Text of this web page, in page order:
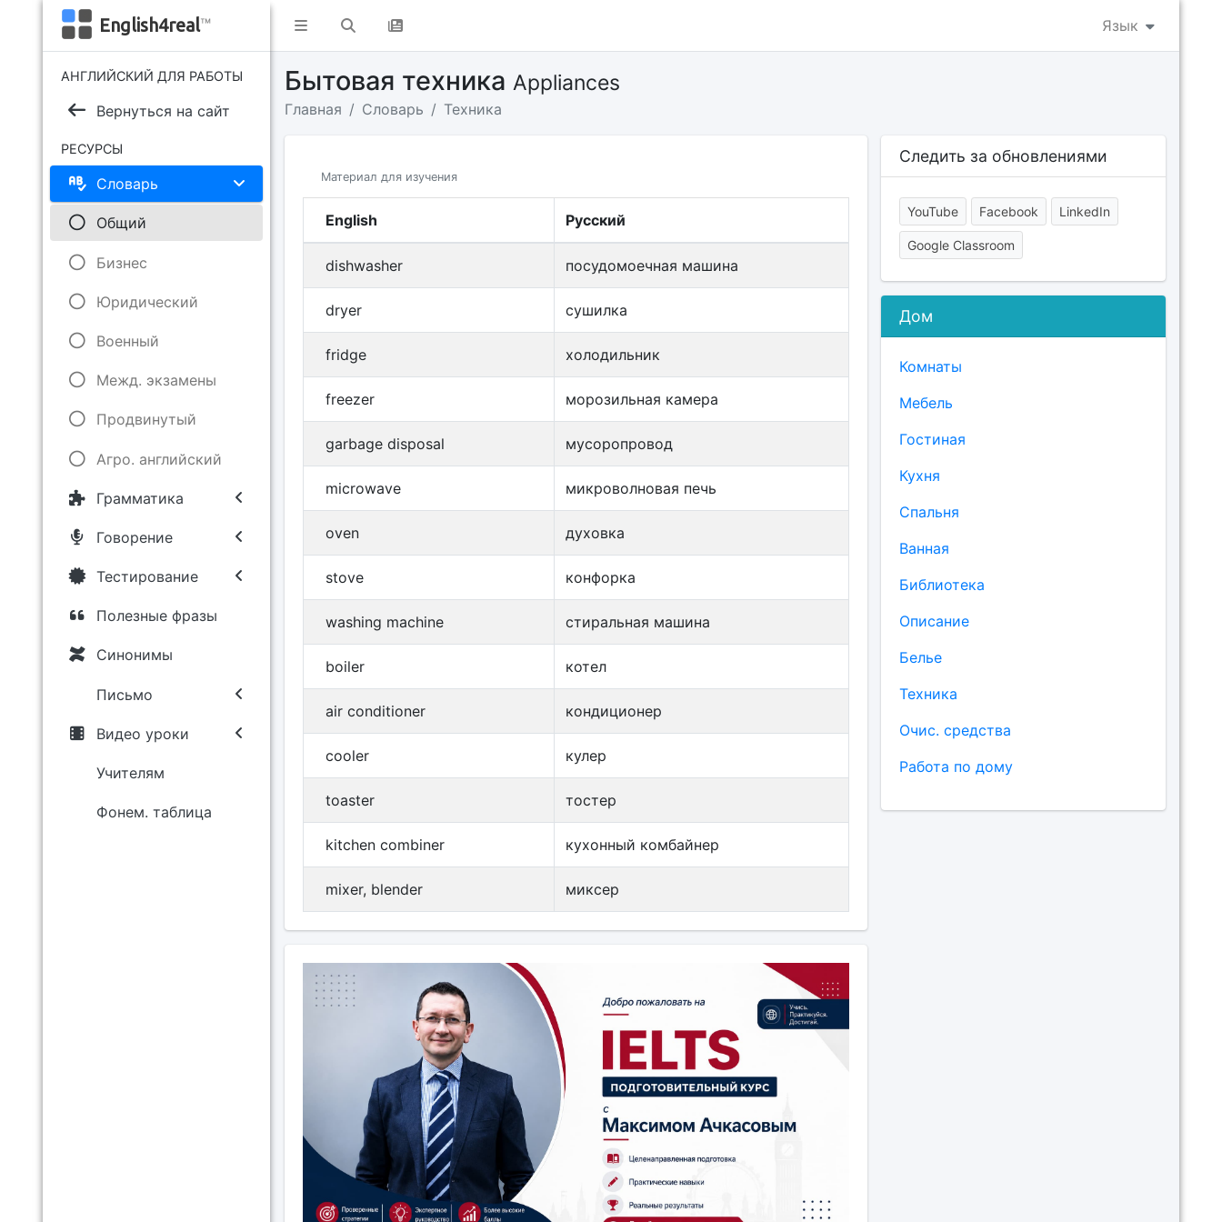
Язык
English4real™
АНГЛИЙСКИЙ ДЛЯ РАБОТЫ
Вернуться на сайт
РЕСУРСЫ
Словарь
Общий
Бизнес
Юридический
Военный
Межд. экзамены
Продвинутый
Агро. английский
Грамматика
Говорение
Тестирование
Полезные фразы
Синонимы
Письмо
Видео уроки
Учителям
Фонем. таблица
Бытовая техника Appliances
Главная Словарь Техника
Материал для изучения
English Русский
dishwasher посудомоечная машина
dryer сушилка
fridge холодильник
freezer морозильная камера
garbage disposal мусоропровод
microwave микроволновая печь
oven духовка
stove конфорка
washing machine стиральная машина
boiler котел
air conditioner кондиционер
cooler кулер
toaster тостер
kitchen combiner кухонный комбайнер
mixer, blender миксер
Следить за обновлениями
YouTube Facebook LinkedIn
Google Classroom
Дом
Комнаты
Мебель
Гостиная
Кухня
Спальня
Ванная
Библиотека
Описание
Белье
Техника
Очис. средства
Работа по дому